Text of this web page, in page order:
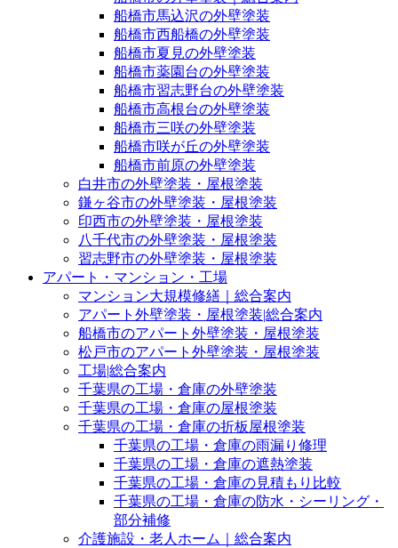
船橋市馬込沢の外壁塗装
船橋市西船橋の外壁塗装
船橋市夏見の外壁塗装
船橋市薬園台の外壁塗装
船橋市習志野台の外壁塗装
船橋市高根台の外壁塗装
船橋市三咲の外壁塗装
船橋市咲が丘の外壁塗装
船橋市前原の外壁塗装
白井市の外壁塗装・屋根塗装
鎌ヶ谷市の外壁塗装・屋根塗装
印西市の外壁塗装・屋根塗装
八千代市の外壁塗装・屋根塗装
習志野市の外壁塗装・屋根塗装
アパート・マンション・工場
マンション大規模修繕｜総合案内
アパート外壁塗装・屋根塗装|総合案内
船橋市のアパート外壁塗装・屋根塗装
松戸市のアパート外壁塗装・屋根塗装
工場|総合案内
千葉県の工場・倉庫の外壁塗装
千葉県の工場・倉庫の屋根塗装
千葉県の工場・倉庫の折板屋根塗装
千葉県の工場・倉庫の雨漏り修理
千葉県の工場・倉庫の遮熱塗装
千葉県の工場・倉庫の見積もり比較
千葉県の工場・倉庫の防水・シーリング・
部分補修
介護施設・老人ホーム｜総合案内